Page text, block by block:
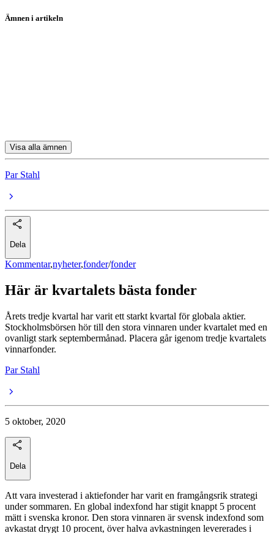
Ämnen i artikeln
Visa alla ämnen
Par Stahl
Dela
Kommentar,nyheter,fonder/fonder
Här är kvartalets bästa fonder
Årets tredje kvartal har varit ett starkt kvartal för globala aktier.
Stockholmsbörsen hör till den stora vinnaren under kvartalet med en
ovanligt stark septembermånad. Placera går igenom tredje kvartalets
vinnarfonder.
Par Stahl
5 oktober, 2020
Dela
Att vara investerad i aktiefonder har varit en framgångsrik strategi
under sommaren. En global indexfond har stigit knappt 5 procent
mätt i svenska kronor. Den stora vinnaren är svensk indexfond som
avkastat drygt 10 procent, över halva avkastningen levererades i